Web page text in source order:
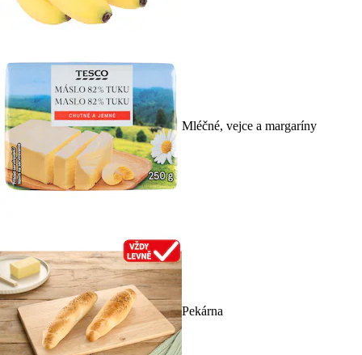
Mléčné, vejce a margaríny
Pekárna